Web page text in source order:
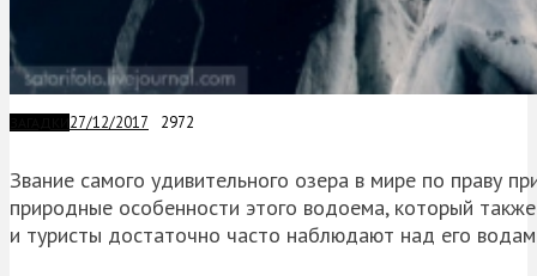
27/12/2017 2972
Звание самого удивительного озера в мире по праву
природные особенности этого водоема, который
и туристы достаточно часто наблюдают над его